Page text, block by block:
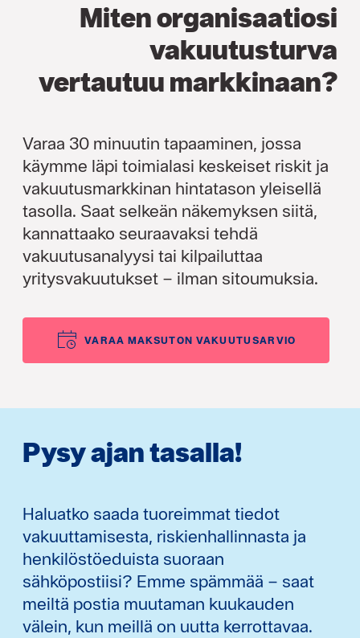
Miten organisaatiosi
vakuutusturva
vertautuu markkinaan?
Varaa 30 minuutin tapaaminen, jossa
käymme läpi toimialasi keskeiset riskit ja
vakuutusmarkkinan hintatason yleisellä
tasolla. Saat selkeän näkemyksen siitä,
kannattaako seuraavaksi tehdä
vakuutusanalyysi tai kilpailuttaa
yritysvakuutukset – ilman sitoumuksia.
VARAA MAKSUTON VAKUUTUSARVIO
Pysy ajan tasalla!
Haluatko saada tuoreimmat tiedot
vakuuttamisesta, riskienhallinnasta ja
henkilöstöeduista suoraan
sähköpostiisi? Emme spämmää – saat
meiltä postia muutaman kuukauden
välein, kun meillä on uutta kerrottavaa.